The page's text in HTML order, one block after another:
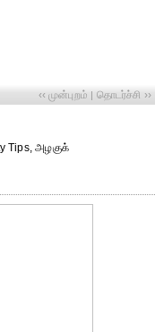
‹‹ முன்புறம் | தொடர்ச்சி ››
Tips, அழகுக்